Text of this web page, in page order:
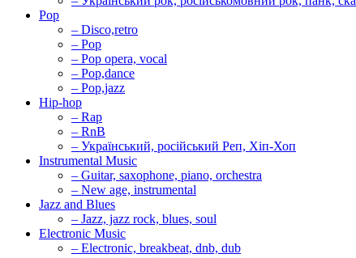
Pop
– Disco,retro
– Pop
– Pop opera, vocal
– Pop,dance
– Pop,jazz
Hip-hop
– Rap
– RnB
– Український, російський Реп, Хіп-Хоп
Instrumental Music
– Guitar, saxophone, piano, orchestra
– New age, instrumental
Jazz and Blues
– Jazz, jazz rock, blues, soul
Electronic Music
– Electronic, breakbeat, dnb, dub